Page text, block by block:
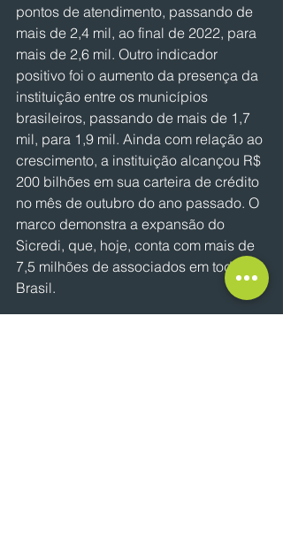
pontos de atendimento, passando de
mais de 2,4 mil, ao final de 2022, para
mais de 2,6 mil. Outro indicador
positivo foi o aumento da presença da
instituição entre os municípios
brasileiros, passando de mais de 1,7
mil, para 1,9 mil. Ainda com relação ao
crescimento, a instituição alcançou R$
200 bilhões em sua carteira de crédito
no mês de outubro do ano passado. O
marco demonstra a expansão do
Sicredi, que, hoje, conta com mais de
7,5 milhões de associados em todo o
Brasil.